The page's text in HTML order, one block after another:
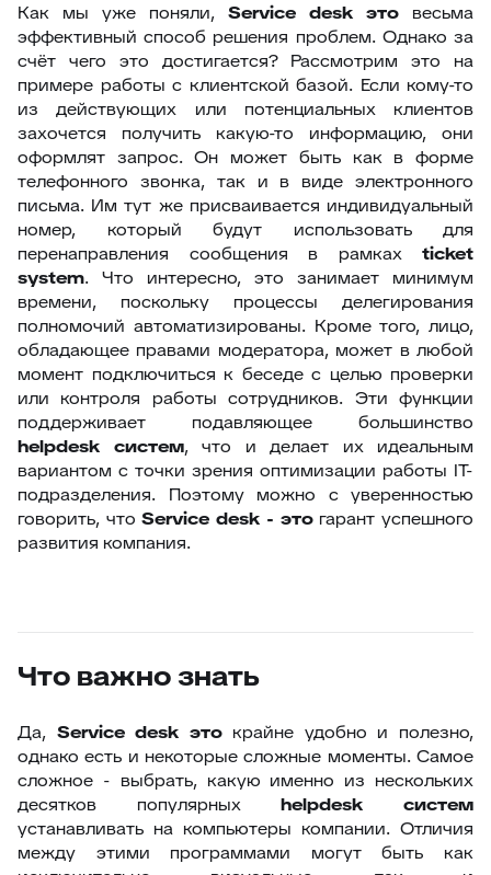
Как мы уже поняли, Service desk это весьма
эффективный способ решения проблем. Однако за
счёт чего это достигается? Рассмотрим это на
примере работы с клиентской базой. Если кому-то
из действующих или потенциальных клиентов
захочется получить какую-то информацию, они
оформлят запрос. Он может быть как в форме
телефонного звонка, так и в виде электронного
письма. Им тут же присваивается индивидуальный
номер, который будут использовать для
перенаправления сообщения в рамках ticket
system. Что интересно, это занимает минимум
времени, поскольку процессы делегирования
полномочий автоматизированы. Кроме того, лицо,
обладающее правами модератора, может в любой
момент подключиться к беседе с целью проверки
или контроля работы сотрудников. Эти функции
поддерживает подавляющее большинство
helpdesk систем, что и делает их идеальным
вариантом с точки зрения оптимизации работы IT-
подразделения. Поэтому можно с уверенностью
говорить, чтоServicedesk - это гарант успешного
развития компания.
Что важно знать
Да, Servicedesk это крайне удобно и полезно,
однако есть и некоторые сложные моменты. Самое
сложное - выбрать, какую именно из нескольких
десятков популярныхhelpdesk систем
устанавливать на компьютеры компании. Отличия
между этими программами могут быть как